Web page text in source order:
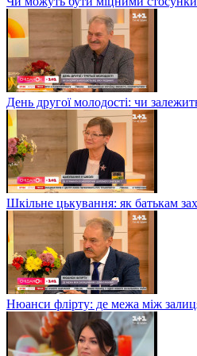
День другої молодості: чи
Шкільне цькування: як батькам
Нюанси флірту: де межа між